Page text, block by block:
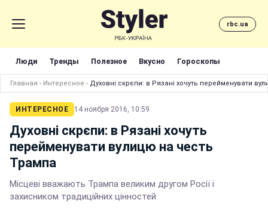
rbc.ua
Люди Тренды Полезное Вкусно Гороскопы
Главная › Интересное › Духовні скрєпи: в Рязані хочуть перейменувати
ИНТЕРЕСНОЕ 14 ноября 2016, 10:59
Духовні скрєпи: в Рязані хочуть
перейменувати вулицю на честь
Трампа
Місцеві вважають Трампа великим другом Росії і
захисником традиційних цінностей